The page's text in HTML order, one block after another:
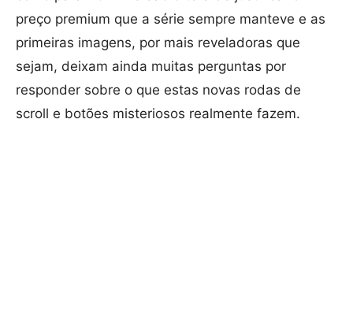
preço premium que a série sempre manteve e as
primeiras imagens, por mais reveladoras que
sejam, deixam ainda muitas perguntas por
responder sobre o que estas novas rodas de
scroll e botões misteriosos realmente fazem.